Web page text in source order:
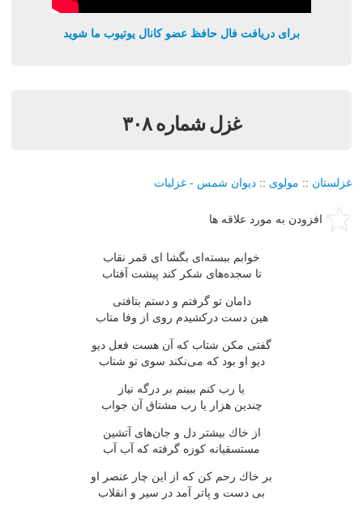
برای دریافت فال حافظ عضو کانال یوتیوب ما شوید
غزل شماره ۳۰۸
غزلستان :: مولوی :: دیوان شمس - غزلیات
افزودن به مورد علاقه ها
خوابم ببسته‌ای بگشا ای قمر نقاب
تا سجده‌های شكر كند پیشت آفتاب
دامان تو گرفتم و دستم بتافتی
هین دست دركشیدم روی از وفا متاب
گفتی مكن شتاب كه آن هست فعل دیو
دیو او بود كه می‌نكند سوی تو شتاب
یا رب كنم ببینم بر درگه نیاز
چندین هزار یا رب مشتاق آن جواب
از خاك بیشتر دل و جان‌های آتشین
مستسقیانه كوزه گرفته كه آب آب
بر خاك رحم كن كه از این چار عنصر او
بی دست و پاتر آمد در سیر و انقلاب